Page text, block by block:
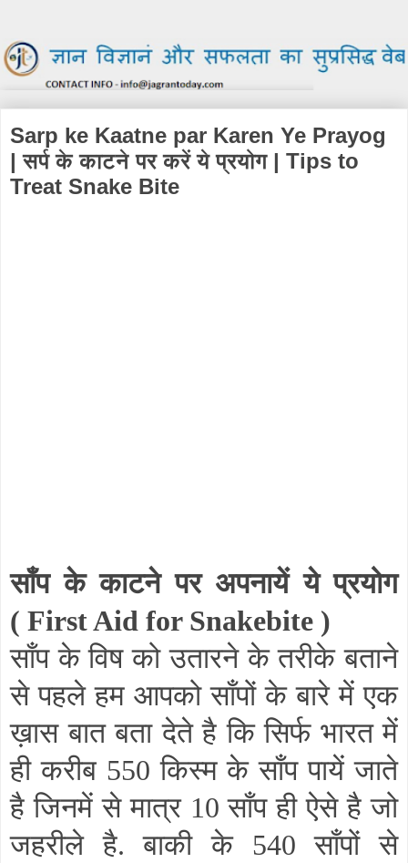
Sarp ke Kaatne par Karen Ye Prayog
| सर्प के काटने पर करें ये प्रयोग | Tips to
Treat Snake Bite
साँप के काटने पर अपनायें ये प्रयोग
( First Aid for Snakebite )
साँप के विष को उतारने के तरीके बताने
से पहले हम आपको साँपों के बारे में एक
ख़ास बात बता देते है कि सिर्फ भारत में
ही करीब 550 किस्म के साँप पायें जाते
है जिनमें से मात्र 10 साँप ही ऐसे है जो
जहरीले है. बाकी के 540 साँपों से